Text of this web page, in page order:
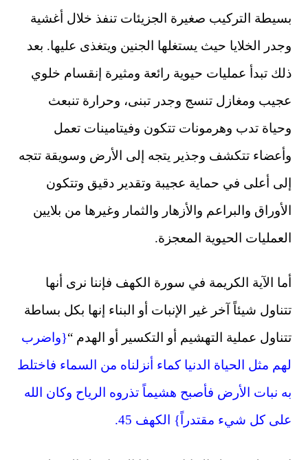
بسيطة التركيب صغيرة الجزيئات تنفذ خلال أغشية
وجدر الخلايا حيث يستغلها الجنين ويتغذى عليها. بعد
ذلك تبدأ عمليات حيوية رائعة ومثيرة إنقسام خلوي
عجيب ومغازل تنسج وجدر تبنى، وحرارة تنبعث
وحياة تدب وهرمونات تتكون وفيتامينات تعمل
وأعضاء تتكشف وجذير يتجه إلى الأرض وسويقة تتجه
إلى أعلى في حماية عجيبة وتقدير دقيق وتتكون
الأوراق والبراعم والأزهار والثمار وغيرها من بلايين
العمليات الحيوية المعجزة.
أما الآية الكريمة في سورة الكهف فإننا نرى أنها
تتناول شيئاً آخر غير الإنبات أو البناء إنها بكل بساطة
تتناول عملية التهشيم أو التكسير أو الهدم “{واضرب
لهم مثل الحياة الدنيا كماء أنزلناه من السماء فاختلط
به نبات الأرض فأصبح هشيماً تذروه الرياح وكان الله
على كل شيء مقتدراً} الكهف 45.